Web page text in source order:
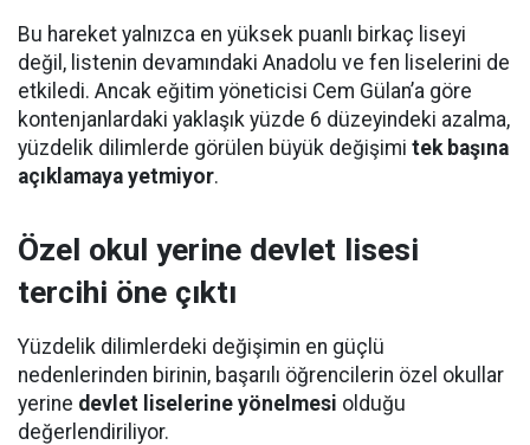
Bu hareket yalnızca en yüksek puanlı birkaç liseyi
değil, listenin devamındaki Anadolu ve fen liselerini de
etkiledi. Ancak eğitim yöneticisi Cem Gülan’a göre
kontenjanlardaki yaklaşık yüzde 6 düzeyindeki azalma,
yüzdelik dilimlerde görülen büyük değişimi tek başına
açıklamaya yetmiyor.
Özel okul yerine devlet lisesi
tercihi öne çıktı
Yüzdelik dilimlerdeki değişimin en güçlü
nedenlerinden birinin, başarılı öğrencilerin özel okullar
yerine devlet liselerine yönelmesi olduğu
değerlendiriliyor.